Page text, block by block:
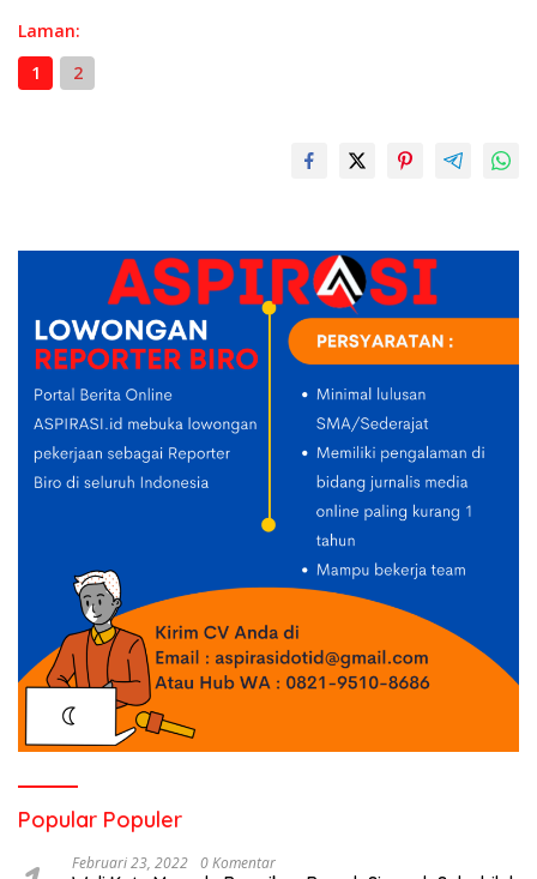
Laman:
1
2
Popular Populer
Februari 23, 2022 0 Komentar